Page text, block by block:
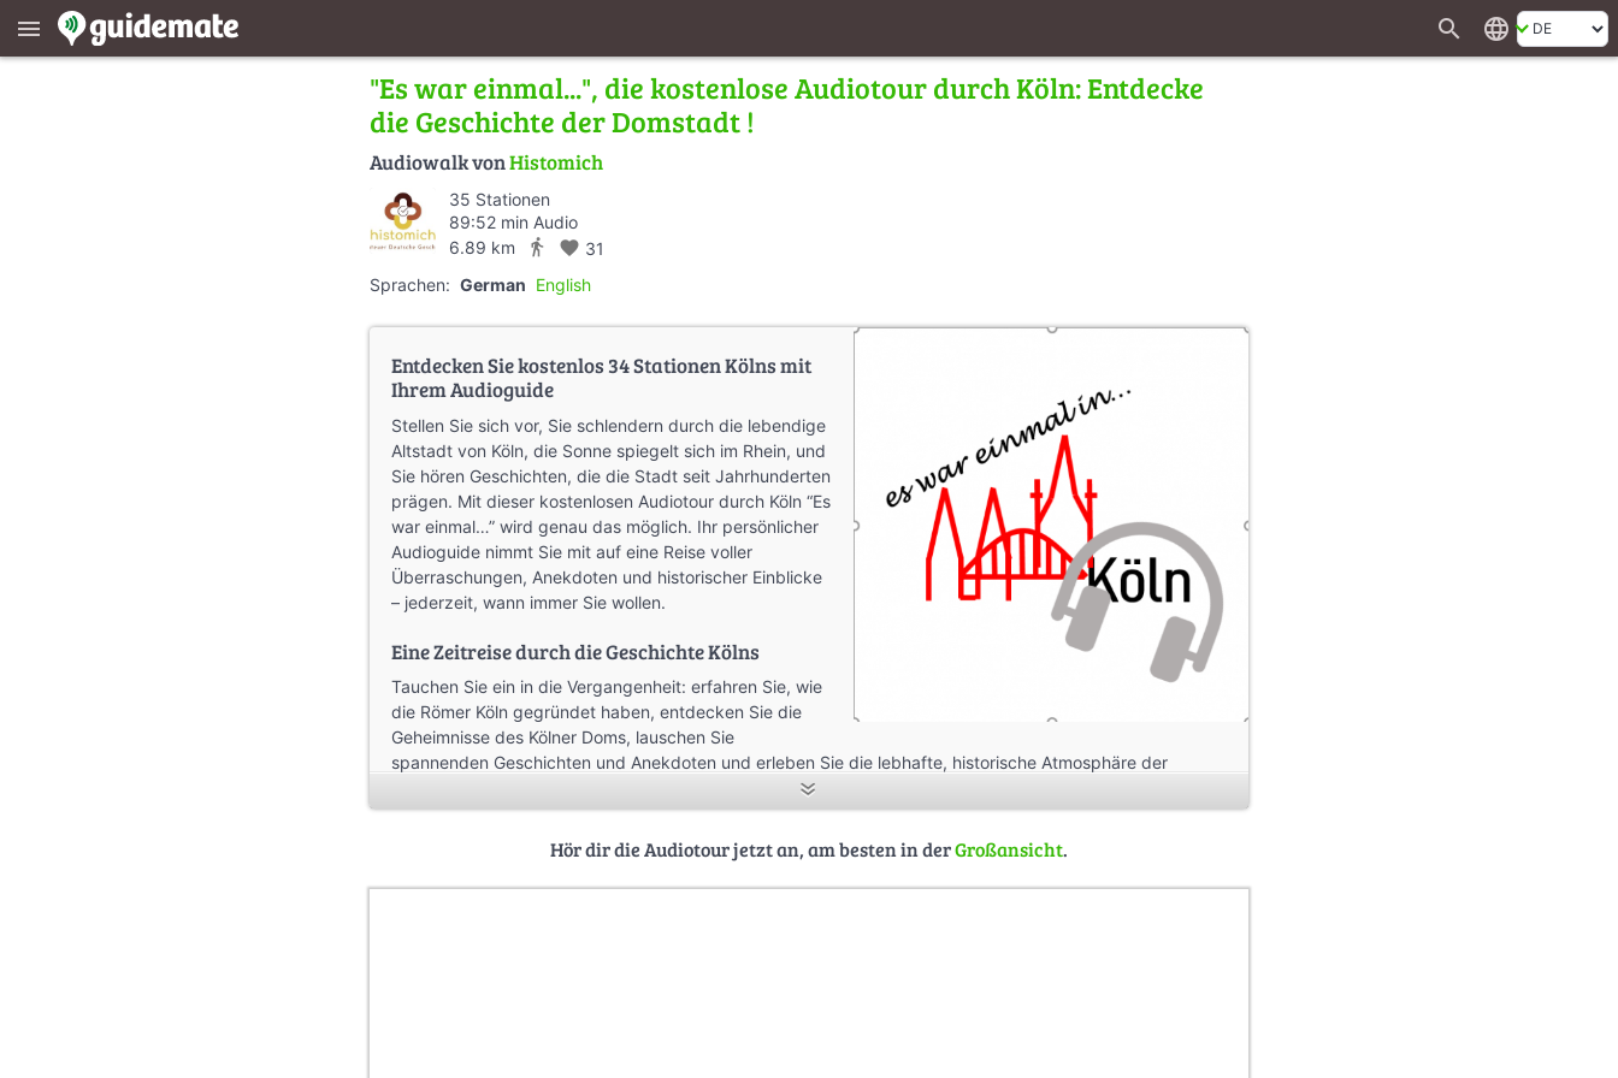
menu search language
"Es war einmal...", die kostenlose Audiotour durch Köln: Entdecke
die Geschichte der Domstadt !
Audiowalk vonHistomich
35 Stationen
89:52 min Audio
6.89 km
directions_walk favorite 31
Sprachen: German English
Entdecken Sie kostenlos 34 Stationen Kölns mit
Ihrem Audioguide
Stellen Sie sich vor, Sie schlendern durch die lebendige
Altstadt von Köln, die Sonne spiegelt sich im Rhein, und
Sie hören Geschichten, die die Stadt seit Jahrhunderten
prägen. Mit dieser kostenlosen Audiotour durch Köln “Es
war einmal…” wird genau das möglich. Ihr persönlicher
Audioguide nimmt Sie mit auf eine Reise voller
Überraschungen, Anekdoten und historischer Einblicke
– jederzeit, wann immer Sie wollen.
Eine Zeitreise durch die Geschichte Kölns
Tauchen Sie ein in die Vergangenheit: erfahren Sie, wie
die Römer Köln gegründet haben, entdecken Sie die
Geheimnisse des Kölner Doms, lauschen Sie
spannenden Geschichten und Anekdoten und erleben Sie die lebhafte, historische Atmosphäre der
Straßen und Plätze. Jede Station dieser Audiotour ist liebevoll aufbereitet und bringt Ihnen auch Orte
näher, die viele Touristen übersehen. Vom Alten Markt über Groß St. Martin, der Hohenzollernbrücke bis
hin zu Konrad Adenauer und Willy Millowitsch – diese Tour zeigt Köln von seiner authentischsten Seite.
Im “mitgelieferten” Beschreibungstext verlinken wir oft auf interessante Beiträge, Videos und Podcasts zur
Sehenswürdigkeit bzw. Attraktion.
Hör dir die Audiotour jetzt an, am besten in derGroßansicht.